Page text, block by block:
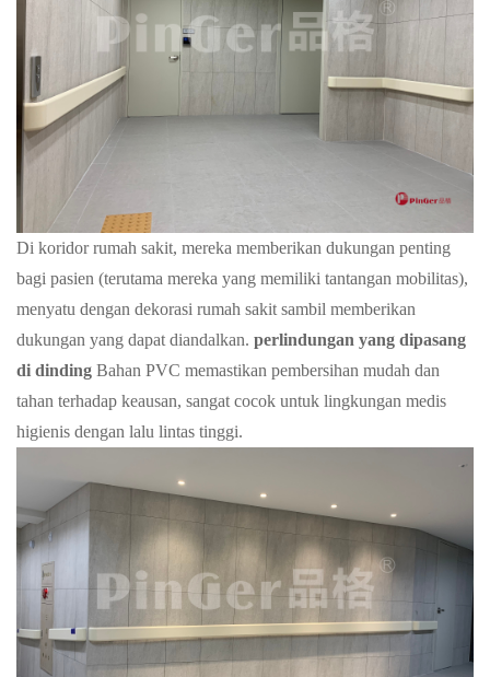
Di koridor rumah sakit, mereka memberikan dukungan penting
bagi pasien (terutama mereka yang memiliki tantangan mobilitas),
menyatu dengan dekorasi rumah sakit sambil memberikan
dukungan yang dapat diandalkan. perlindungan yang dipasang
di dinding Bahan PVC memastikan pembersihan mudah dan
tahan terhadap keausan, sangat cocok untuk lingkungan medis
higienis dengan lalu lintas tinggi.